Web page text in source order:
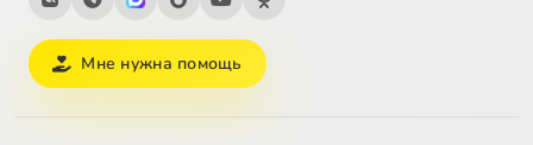
Мне нужна помощь